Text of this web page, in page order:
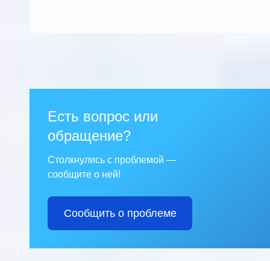
Есть вопрос или
обращение?
Столкнулись с проблемой —
сообщите о ней!
Сообщить о проблеме